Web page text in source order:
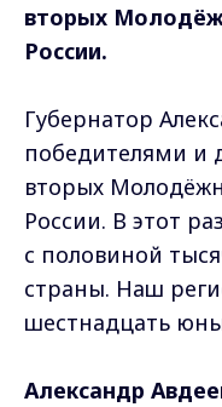
вторых
России.
Губернатор
победителями и
вторых
России. В этот
с половиной
страны. Наш
шестнадцать
Александр